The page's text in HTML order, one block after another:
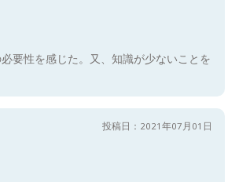
要性を感じた。又、知識が少ないことを
投稿日：2021年07月01日